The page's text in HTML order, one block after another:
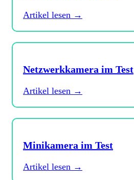
Artikel lesen →
Netzwerkkamera im Test
Artikel lesen →
Minikamera im Test
Artikel lesen →